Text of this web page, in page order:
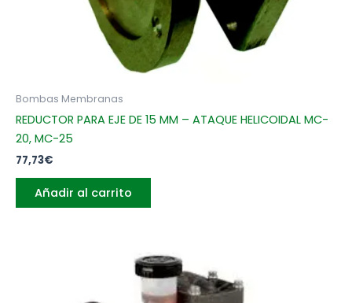
Bombas Membranas
REDUCTOR PARA EJE DE 15 MM – ATAQUE HELICOIDAL MC-
20, MC-25
77,73€
Añadir al carrito